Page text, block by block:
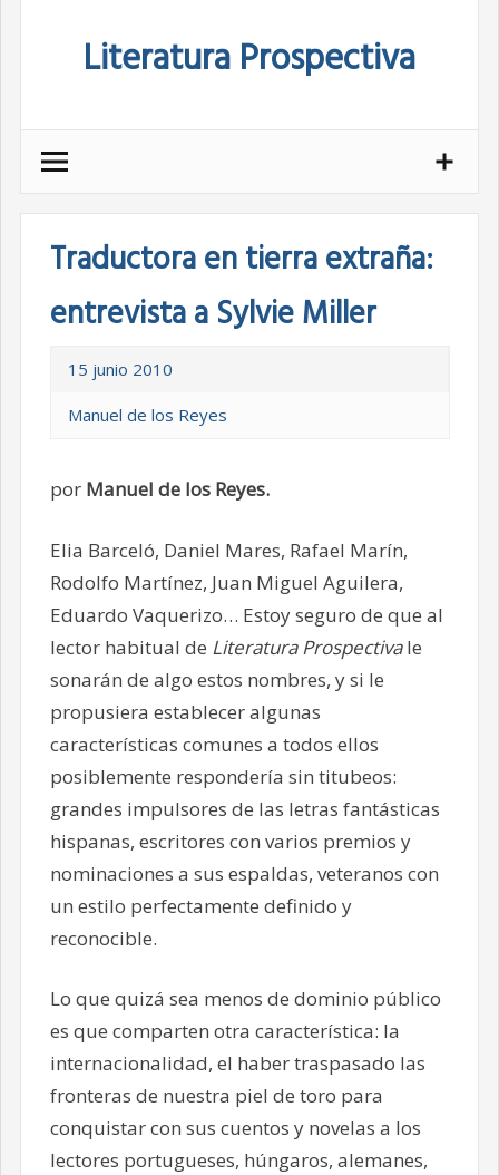
Literatura Prospectiva
Traductora en tierra extraña:
entrevista a Sylvie Miller
15 junio 2010
Manuel de los Reyes
por Manuel de los Reyes.
Elia Barceló, Daniel Mares, Rafael Marín,
Rodolfo Martínez, Juan Miguel Aguilera,
Eduardo Vaquerizo… Estoy seguro de que al
lector habitual de Literatura Prospectivale
sonarán de algo estos nombres, y si le
propusiera establecer algunas
características comunes a todos ellos
posiblemente respondería sin titubeos:
grandes impulsores de las letras fantásticas
hispanas, escritores con varios premios y
nominaciones a sus espaldas, veteranos con
un estilo perfectamente definido y
reconocible.
Lo que quizá sea menos de dominio público
es que comparten otra característica: la
internacionalidad, el haber traspasado las
fronteras de nuestra piel de toro para
conquistar con sus cuentos y novelas a los
lectores portugueses, húngaros, alemanes,